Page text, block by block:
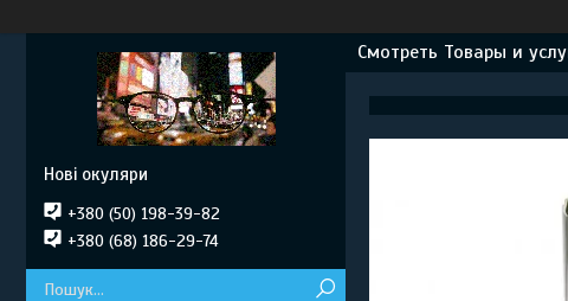
Смотреть Товары и
Нові окуляри
+380 (50) 198-39-82
+380 (68) 186-29-74